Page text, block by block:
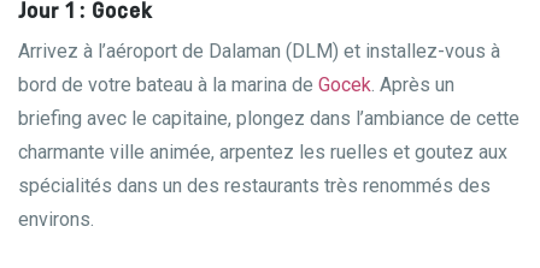
Jour 1 : Gocek
Arrivez à l’aéroport de Dalaman (DLM) et installez-vous à
bord de votre bateau à la marina de Gocek. Après un
briefing avec le capitaine, plongez dans l’ambiance de cette
charmante ville animée, arpentez les ruelles et goutez aux
spécialités dans un des restaurants très renommés des
environs.